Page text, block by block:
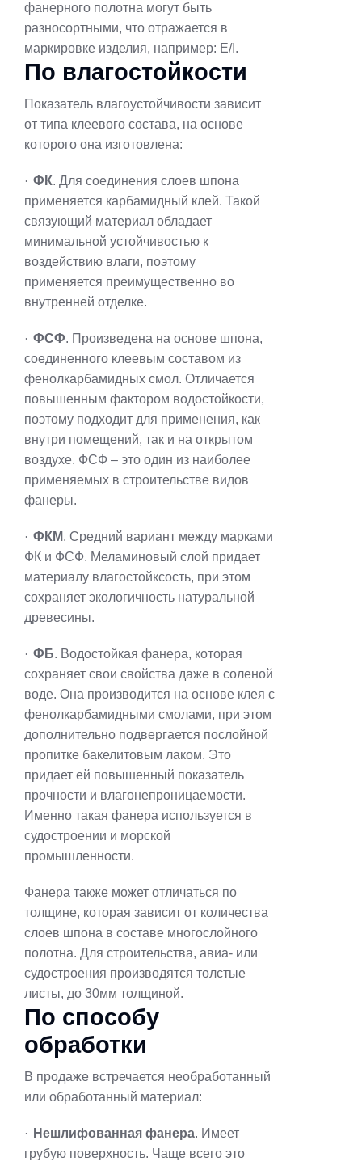
фанерного полотна могут быть
разносортными, что отражается в
маркировке изделия, например: Е/I .
По влагостойкости
Показатель влагоустойчивости зависит
от типа клеевого состава, на основе
которого она изготовлена:
· ФК. Для соединения слоев шпона
применяется карбамидный клей. Такой
связующий материал обладает
минимальной устойчивостью к
воздействию влаги, поэтому
применяется преимущественно во
внутренней отделке.
· ФСФ. Произведена на основе шпона,
соединенного клеевым составом из
фенолкарбамидных смол. Отличается
повышенным фактором водостойкости,
поэтому подходит для применения, как
внутри помещений, так и на открытом
воздухе. ФСФ – это один из наиболее
применяемых в строительстве видов
фанеры.
· ФКМ. Средний вариант между марками
ФК и ФСФ. Меламиновый слой придает
материалу влагостойксость, при этом
сохраняет экологичность натуральной
древесины.
· ФБ. Водостойкая фанера, которая
сохраняет свои свойства даже в соленой
воде. Она производится на основе клея с
фенолкарбамидными смолами, при этом
дополнительно подвергается послойной
пропитке бакелитовым лаком. Это
придает ей повышенный показатель
прочности и влагонепроницаемости.
Именно такая фанера используется в
судостроении и морской
промышленности.
Фанера также может отличаться по
толщине, которая зависит от количества
слоев шпона в составе многослойного
полотна. Для строительства, авиа- или
судостроения производятся толстые
листы, до 30мм толщиной.
По способу
обработки
В продаже встречается необработанный
или обработанный материал:
· Нешлифованная фанера. Имеет
грубую поверхность. Чаще всего это